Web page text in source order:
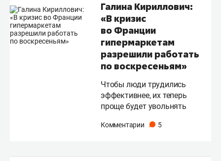
Галина Кириллович:
«В кризис
во Франции
гипермаркетам
разрешили работать
по воскресеньям»
Чтобы люди трудились
эффективнее, их теперь
проще будет увольнять
Комментарии 5